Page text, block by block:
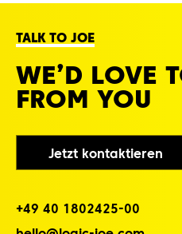
TALK TO JOE
WE’D LOVE
FROM YOU
Jetzt kontaktieren
+4‌9‌ 4‌0‌ 1‌8‌0‌2‌4‌2‌5‌-0‌0‌